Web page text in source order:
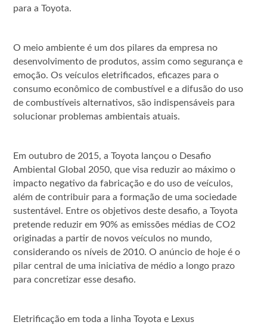
para a Toyota.
O meio ambiente é um dos pilares da empresa no
desenvolvimento de produtos, assim como segurança e
emoção. Os veículos eletrificados, eficazes para o
consumo econômico de combustível e a difusão do uso
de combustíveis alternativos, são indispensáveis para
solucionar problemas ambientais atuais.
Em outubro de 2015, a Toyota lançou o Desafio
Ambiental Global 2050, que visa reduzir ao máximo o
impacto negativo da fabricação e do uso de veículos,
além de contribuir para a formação de uma sociedade
sustentável. Entre os objetivos deste desafio, a Toyota
pretende reduzir em 90% as emissões médias de CO2
originadas a partir de novos veículos no mundo,
considerando os níveis de 2010. O anúncio de hoje é o
pilar central de uma iniciativa de médio a longo prazo
para concretizar esse desafio.
Eletrificação em toda a linha Toyota e Lexus